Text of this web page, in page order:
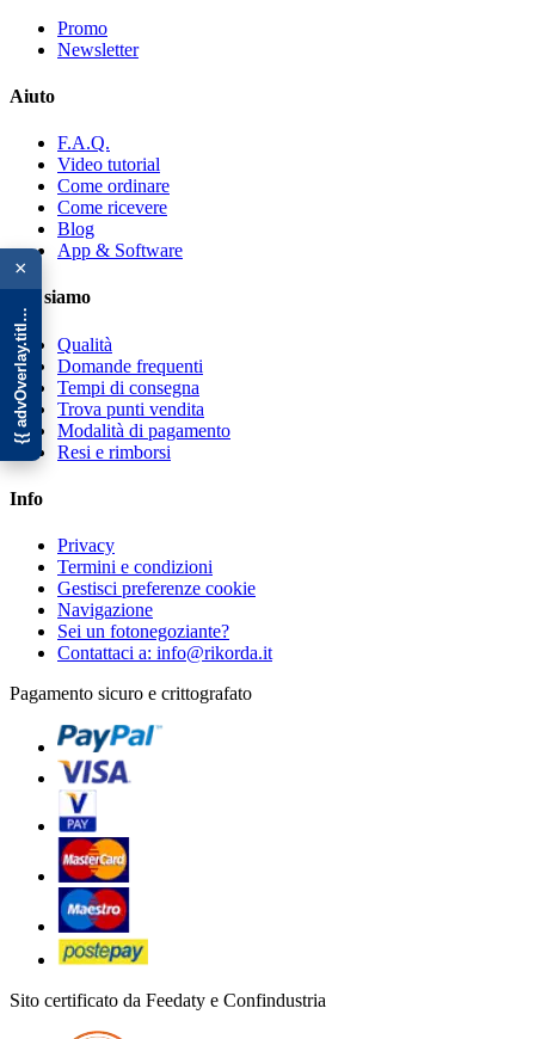
×
{{ advOverlay.title || 'Promo' }}
Promo
Newsletter
Aiuto
F.A.Q.
Video tutorial
Come ordinare
Come ricevere
Blog
App & Software
Chi siamo
Qualità
Domande frequenti
Tempi di consegna
Trova punti vendita
Modalità di pagamento
Resi e rimborsi
Info
Privacy
Termini e condizioni
Gestisci preferenze cookie
Navigazione
Sei un fotonegoziante?
Contattaci a: info@rikorda.it
Pagamento sicuro e crittografato
Sito certificato da Feedaty e Confindustria